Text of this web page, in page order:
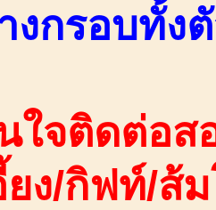
งกรอบทั้ง
ใจติดต่อส
ยง/กิฟท์/ส้